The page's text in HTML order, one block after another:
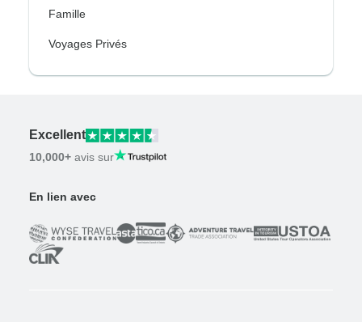
Famille
Voyages Privés
Excellent
10,000+ avis sur
En lien avec